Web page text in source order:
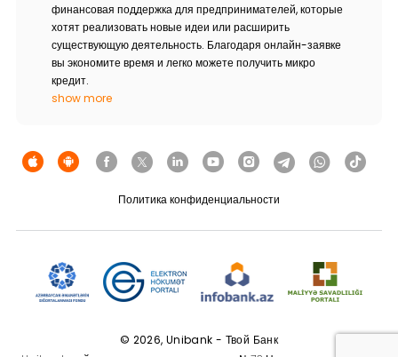
финансовая поддержка для предпринимателей, которые
хотят реализовать новые идеи или расширить
существующую деятельность. Благодаря онлайн-заявке
вы экономите время и легко можете получить микро
кредит.
show more
Политика конфиденциальности
© 2026, Unibank - Твой Банк